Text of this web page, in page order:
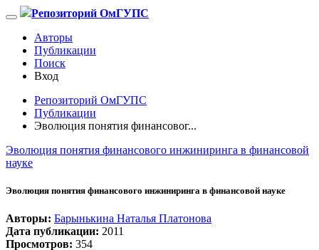
Репозиторий ОмГУПС
Авторы
Публикации
Поиск
Вход
Репозиторий ОмГУПС
Публикации
Эволюция понятия финансовог...
Эволюция понятия финансового инжиниринга в финансовой
науке
Эволюция понятия финансового инжиниринга в финансовой науке
Авторы: Барынькина Наталья Платонова
Дата публикации: 2011
Просмотров: 354